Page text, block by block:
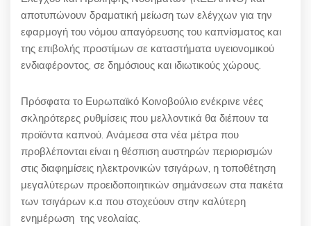
αποτυπώνουν δραματική μείωση των ελέγχων για την
εφαρμογή του νόμου απαγόρευσης του καπνίσματος και
της επιβολής προστίμων σε καταστήματα υγειονομικού
ενδιαφέροντος, σε δημόσιους και ιδιωτικούς χώρους.
Πρόσφατα το Ευρωπαϊκό Κοινοβούλιο ενέκρινε νέες
σκληρότερες ρυθμίσεις που μελλοντικά θα διέπουν τα
προϊόντα καπνού. Ανάμεσα στα νέα μέτρα που
προβλέπονται είναι η θέσπιση αυστηρών περιορισμών
στις διαφημίσεις ηλεκτρονικών τσιγάρων, η τοποθέτηση
μεγαλύτερων προειδοποιητικών σημάνσεων στα πακέτα
των τσιγάρων κ.α που στοχεύουν στην καλύτερη
ενημέρωση της νεολαίας.